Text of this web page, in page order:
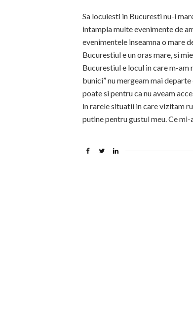
Sa locuiesti in Bucuresti nu-i
intampla multe evenimente de
evenimentele inseamna o mare
Bucurestiul e un oras mare, si
Bucurestiul e locul in care m-am
bunici” nu mergeam mai
poate si pentru ca nu aveam
in rarele situatii in care vizitam
putine pentru gustul meu. Ce